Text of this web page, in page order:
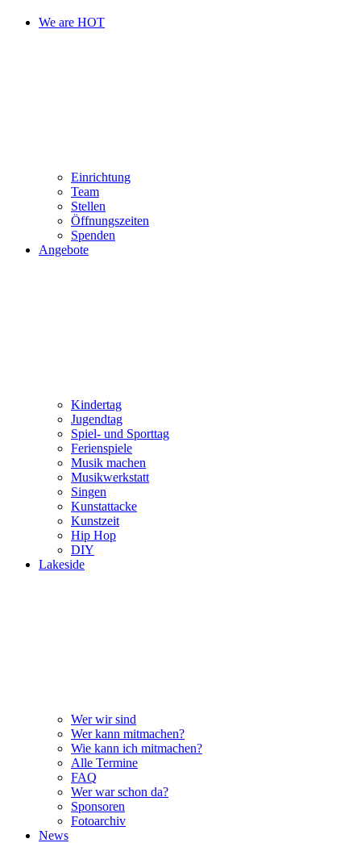
We are HOT
Einrichtung
Team
Stellen
Öffnungszeiten
Spenden
Angebote
Kindertag
Jugendtag
Spiel- und Sporttag
Ferienspiele
Musik machen
Musikwerkstatt
Singen
Kunstattacke
Kunstzeit
Hip Hop
DIY
Lakeside
Wer wir sind
Wer kann mitmachen?
Wie kann ich mitmachen?
Alle Termine
FAQ
Wer war schon da?
Sponsoren
Fotoarchiv
News